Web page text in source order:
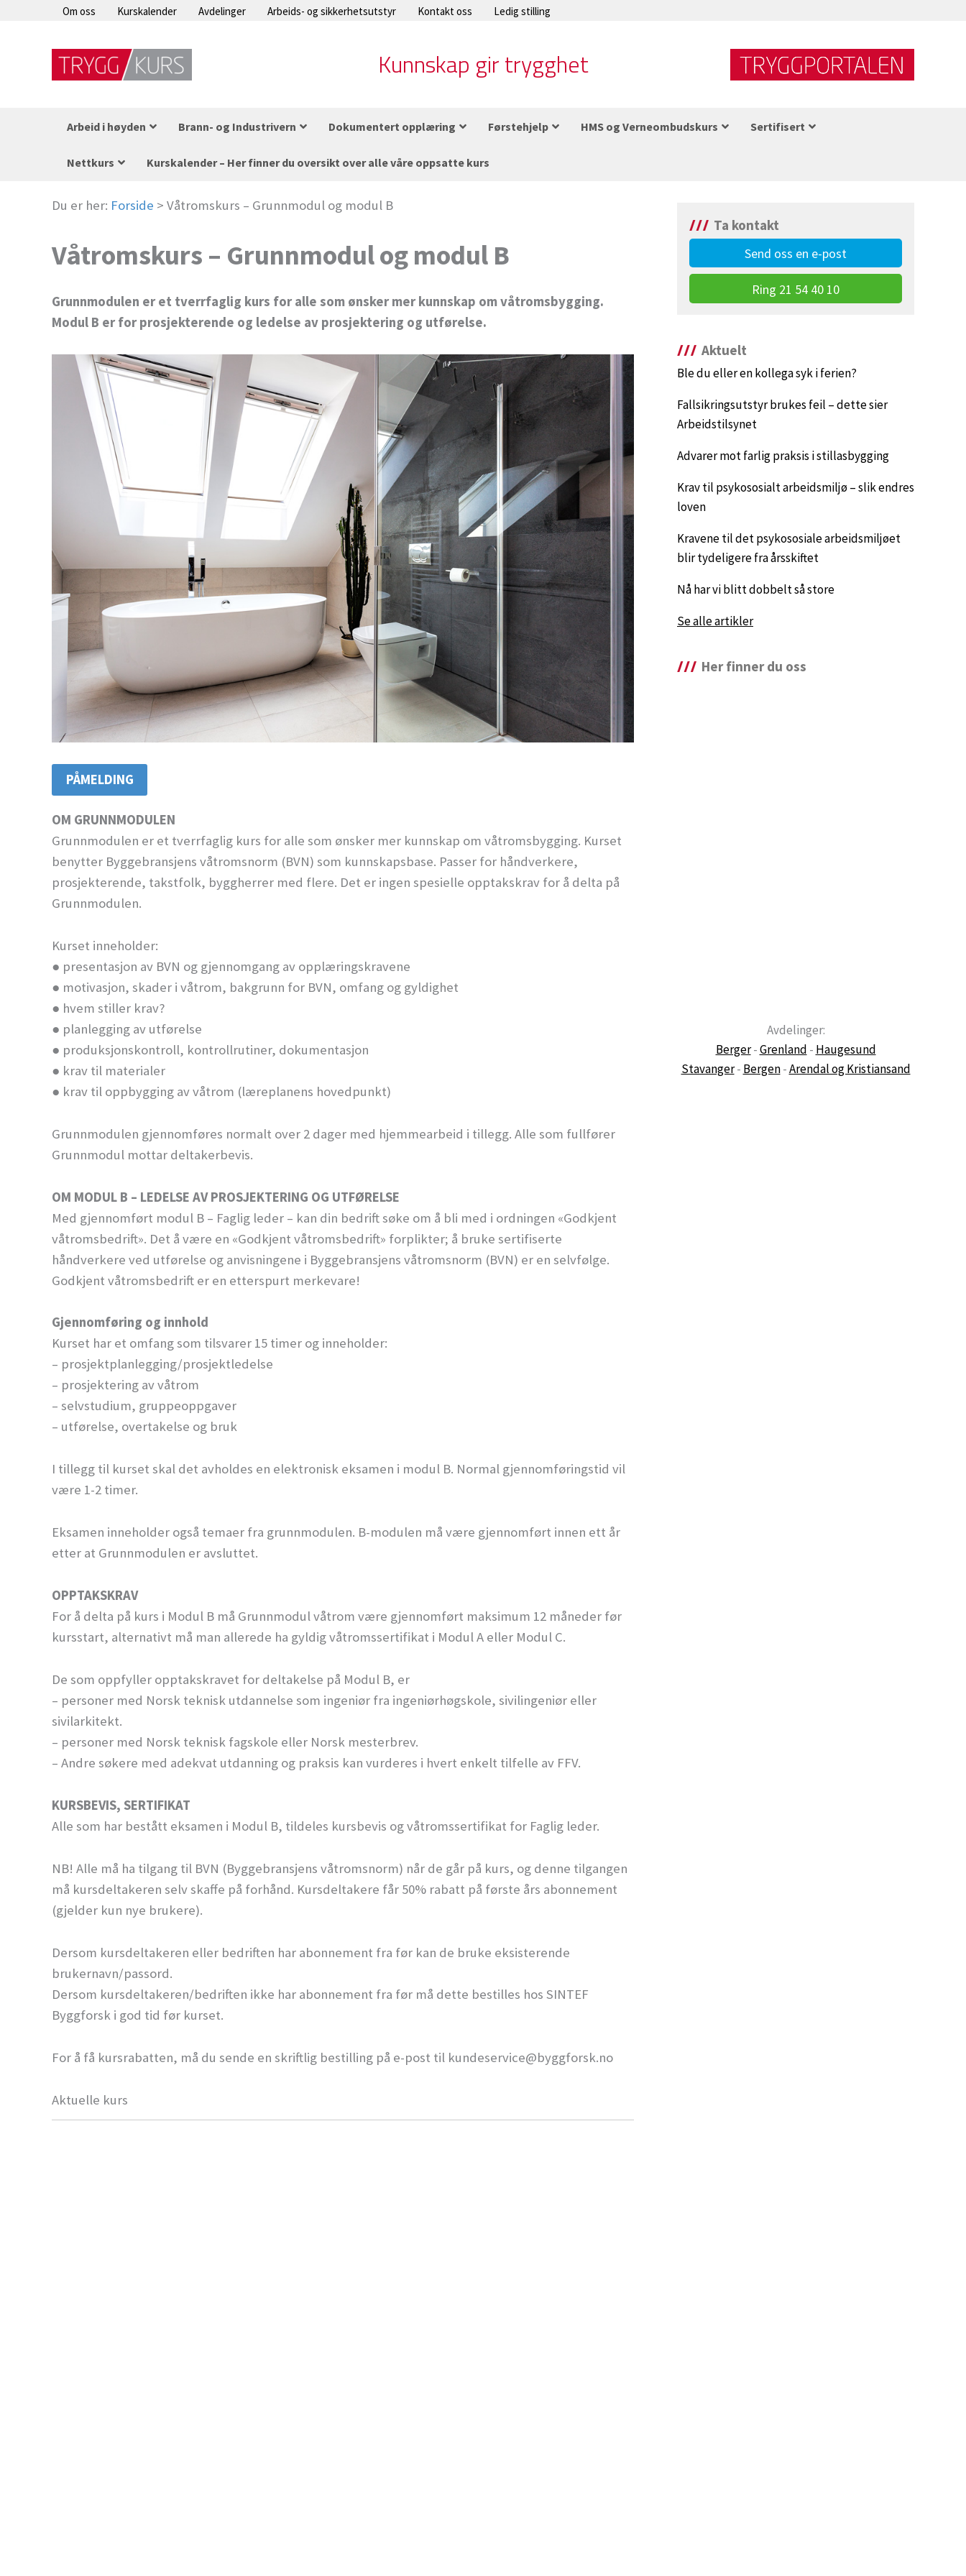
Om oss Kurskalender Avdelinger Arbeids- og sikkerhetsutstyr Kontakt oss Ledig stilling
Kunnskap gir trygghet
Arbeid i høyden Brann- og Industrivern Dokumentert opplæring Førstehjelp HMS og Verneombudskurs Sertifisert
Nettkurs Kurskalender – Her finner du oversikt over alle våre oppsatte kurs
Du er her: Forside > Våtromskurs – Grunnmodul og modul B
Våtromskurs – Grunnmodul og modul B
Grunnmodulen er et tverrfaglig kurs for alle som ønsker mer kunnskap om våtromsbygging.
Modul B er for prosjekterende og ledelse av prosjektering og utførelse.
PÅMELDING
OM GRUNNMODULEN
Grunnmodulen er et tverrfaglig kurs for alle som ønsker mer kunnskap om våtromsbygging. Kurset
benytter Byggebransjens våtromsnorm (BVN) som kunnskapsbase. Passer for håndverkere,
prosjekterende, takstfolk, byggherrer med flere. Det er ingen spesielle opptakskrav for å delta på
Grunnmodulen.
Kurset inneholder:
● presentasjon av BVN og gjennomgang av opplæringskravene
● motivasjon, skader i våtrom, bakgrunn for BVN, omfang og gyldighet
● hvem stiller krav?
● planlegging av utførelse
● produksjonskontroll, kontrollrutiner, dokumentasjon
● krav til materialer
● krav til oppbygging av våtrom (læreplanens hovedpunkt)
Grunnmodulen gjennomføres normalt over 2 dager med hjemmearbeid i tillegg. Alle som fullfører
Grunnmodul mottar deltakerbevis.
OM MODUL B – LEDELSE AV PROSJEKTERING OG UTFØRELSE
Med gjennomført modul B – Faglig leder – kan din bedrift søke om å bli med i ordningen «Godkjent
våtromsbedrift». Det å være en «Godkjent våtromsbedrift» forplikter; å bruke sertifiserte
håndverkere ved utførelse og anvisningene i Byggebransjens våtromsnorm (BVN) er en selvfølge.
Godkjent våtromsbedrift er en etterspurt merkevare!
Gjennomføring og innhold
Kurset har et omfang som tilsvarer 15 timer og inneholder:
– prosjektplanlegging/prosjektledelse
– prosjektering av våtrom
– selvstudium, gruppeoppgaver
– utførelse, overtakelse og bruk
I tillegg til kurset skal det avholdes en elektronisk eksamen i modul B. Normal gjennomføringstid vil
være 1-2 timer.
Eksamen inneholder også temaer fra grunnmodulen. B-modulen må være gjennomført innen ett år
etter at Grunnmodulen er avsluttet.
OPPTAKSKRAV
For å delta på kurs i Modul B må Grunnmodul våtrom være gjennomført maksimum 12 måneder før
kursstart, alternativt må man allerede ha gyldig våtromssertifikat i Modul A eller Modul C.
De som oppfyller opptakskravet for deltakelse på Modul B, er
– personer med Norsk teknisk utdannelse som ingeniør fra ingeniørhøgskole, sivilingeniør eller
sivilarkitekt.
– personer med Norsk teknisk fagskole eller Norsk mesterbrev.
– Andre søkere med adekvat utdanning og praksis kan vurderes i hvert enkelt tilfelle av FFV.
KURSBEVIS, SERTIFIKAT
Alle som har bestått eksamen i Modul B, tildeles kursbevis og våtromssertifikat for Faglig leder.
NB! Alle må ha tilgang til BVN (Byggebransjens våtromsnorm) når de går på kurs, og denne tilgangen
må kursdeltakeren selv skaffe på forhånd. Kursdeltakere får 50% rabatt på første års abonnement
(gjelder kun nye brukere).
Dersom kursdeltakeren eller bedriften har abonnement fra før kan de bruke eksisterende
brukernavn/passord.
Dersom kursdeltakeren/bedriften ikke har abonnement fra før må dette bestilles hos SINTEF
Byggforsk i god tid før kurset.
For å få kursrabatten, må du sende en skriftlig bestilling på e-post til kundeservice@byggforsk.no
Aktuelle kurs
Ta kontakt
Send oss en e-post
Ring 21 54 40 10
Aktuelt
Ble du eller en kollega syk i ferien?
Fallsikringsutstyr brukes feil – dette sier
Arbeidstilsynet
Advarer mot farlig praksis i stillasbygging
Krav til psykososialt arbeidsmiljø – slik endres
loven
Kravene til det psykososiale arbeidsmiljøet
blir tydeligere fra årsskiftet
Nå har vi blitt dobbelt så store
Se alle artikler
Her finner du oss
Avdelinger:
Berger-Grenland - Haugesund
Stavanger- Bergen-Arendal og Kristiansand